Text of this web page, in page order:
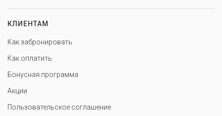
КЛИЕНТАМ
Как забронировать
Как оплатить
Бонусная программа
Акции
Пользовательское соглашение